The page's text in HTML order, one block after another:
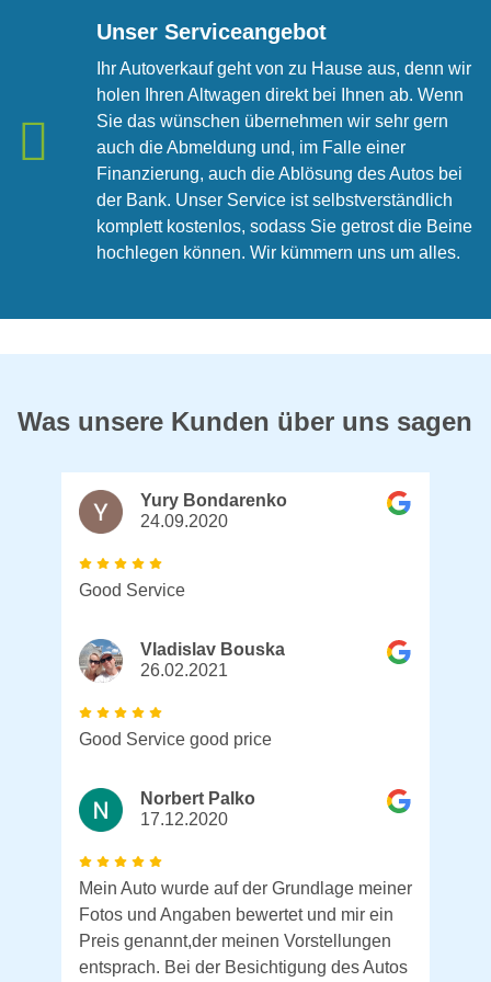
Unser Serviceangebot
Ihr Autoverkauf geht von zu Hause aus, denn wir
holen Ihren Altwagen direkt bei Ihnen ab. Wenn
Sie das wünschen übernehmen wir sehr gern
auch die Abmeldung und, im Falle einer
Finanzierung, auch die Ablösung des Autos bei
der Bank. Unser Service ist selbstverständlich
komplett kostenlos, sodass Sie getrost die Beine
hochlegen können. Wir kümmern uns um alles.
Was unsere Kunden über uns sagen
Yury Bondarenko
24.09.2020
Good Service
Vladislav Bouska
26.02.2021
Good Service good price
Norbert Palko
17.12.2020
Mein Auto wurde auf der Grundlage meiner
Fotos und Angaben bewertet und mir ein
Preis genannt,der meinen Vorstellungen
entsprach. Bei der Besichtigung des Autos